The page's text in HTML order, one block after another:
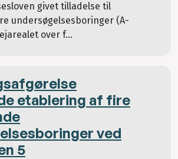
givet tilladelse til
undersøgelsesboringer (A-
over f...
etablering af fire
ved
5